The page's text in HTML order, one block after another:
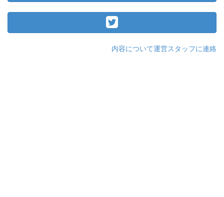
内容について運営スタッフに連絡